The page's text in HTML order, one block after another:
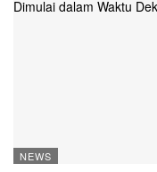
NEWS